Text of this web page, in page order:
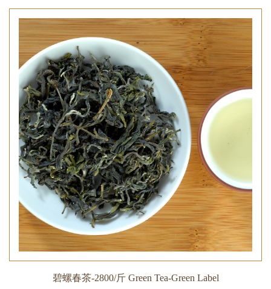
碧螺春茶-2800/斤 Green Tea-Green Label